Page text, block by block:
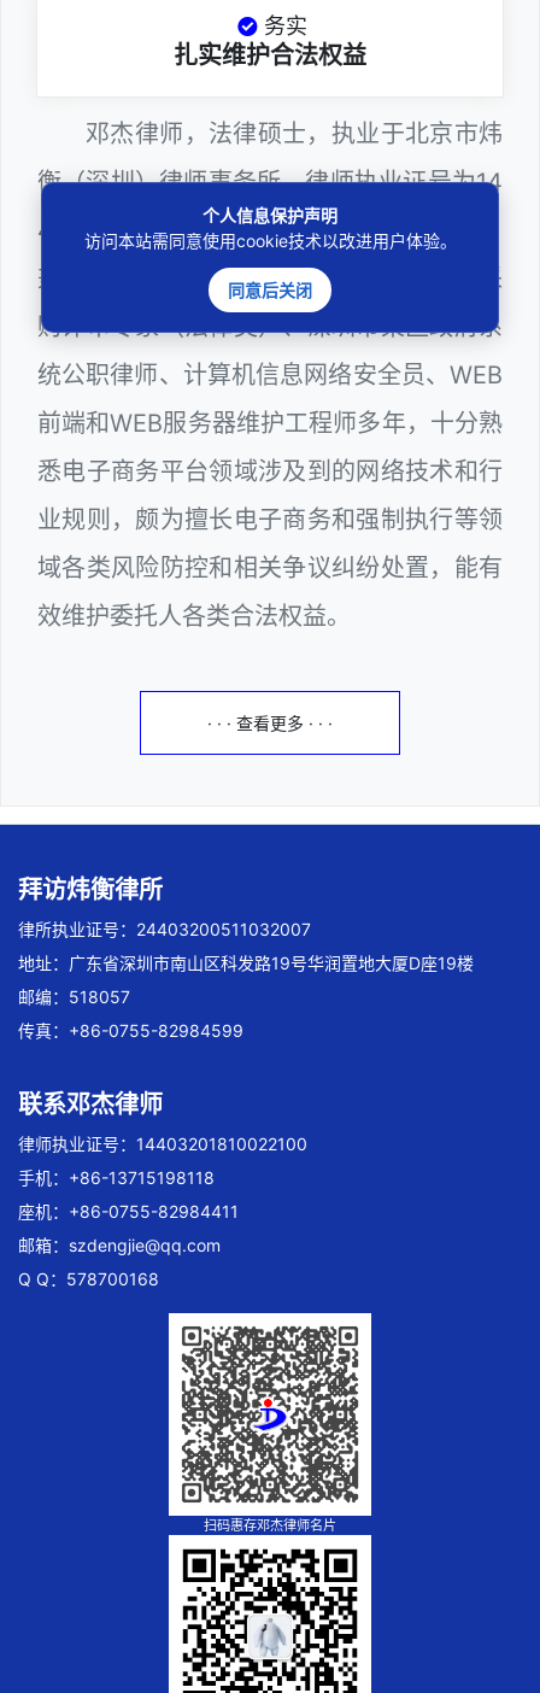
务实
扎实维护合法权益
邓杰律师，法律硕士，执业于北京市炜
衡（深圳）律师事务所，律师执业证号为14
403201810022100。邓杰律师现（或曾）
兼任深圳市人民政府听证员、深圳市政府采
购评审专家（法律类）、深圳市某区政府系
统公职律师、计算机信息网络安全员、WEB
前端和WEB服务器维护工程师多年，十分熟
悉电子商务平台领域涉及到的网络技术和行
业规则，颇为擅长电子商务和强制执行等领
域各类风险防控和相关争议纠纷处置，能有
效维护委托人各类合法权益。
· · · 查看更多 · · ·
拜访炜衡律所
律所执业证号：24403200511032007
地址：广东省深圳市南山区科发路19号华润置地大厦D座19楼
邮编：518057
传真：+86-0755-82984599
联系邓杰律师
律师执业证号：14403201810022100
手机：+86-13715198118
座机：+86-0755-82984411
邮箱： szdengjie@qq.com
Q Q：578700168
扫码惠存邓杰律师名片
个人信息保护声明
访问本站需同意使用cookie技术以改进用户体验。
同意后关闭